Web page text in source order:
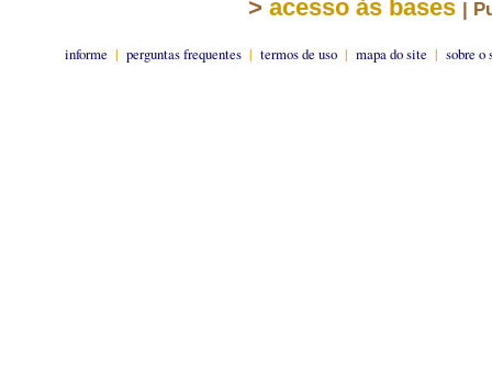
> acesso às bases |
informe | perguntas frequentes | termos de uso | mapa do site | sobre o